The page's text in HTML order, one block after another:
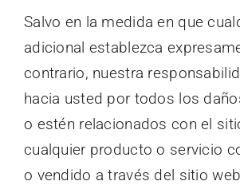
Salvo en la medida en que
adicional establezca
contrario, nuestra
hacia usted por todos los
o estén relacionados con el
cualquier producto o servicio
o vendido a través del sitio